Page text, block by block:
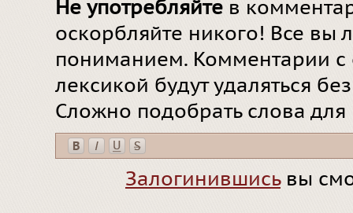
Не употребляйте в
оскорбляйте никого! Все вы
пониманием. Комментарии
лексикой будут удаляться
Сложно подобрать слова
Залогинившисьвы